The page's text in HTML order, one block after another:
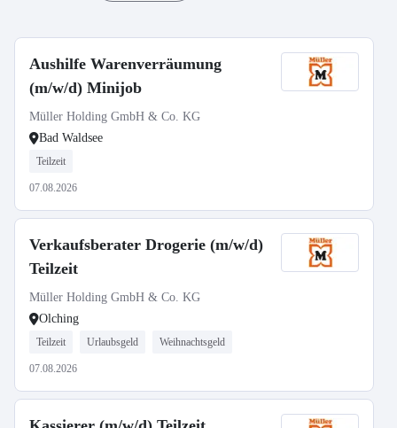
Aushilfe Warenverräumung
(m/w/d) Minijob
Müller Holding GmbH & Co. KG
Bad Waldsee
Teilzeit
07.08.2026
Verkaufsberater Drogerie (m/w/d)
Teilzeit
Müller Holding GmbH & Co. KG
Olching
Teilzeit Urlaubsgeld Weihnachtsgeld
07.08.2026